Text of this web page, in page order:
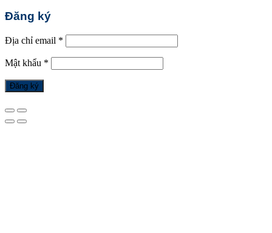
Đăng ký
Địa chỉ email *
Mật khẩu *
Đăng ký